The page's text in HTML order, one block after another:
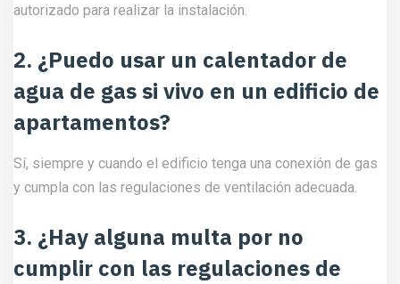
autorizado para realizar la instalación.
2. ¿Puedo usar un calentador de
agua de gas si vivo en un edificio de
apartamentos?
Sí, siempre y cuando el edificio tenga una conexión de gas
y cumpla con las regulaciones de ventilación adecuada.
3. ¿Hay alguna multa por no
cumplir con las regulaciones de